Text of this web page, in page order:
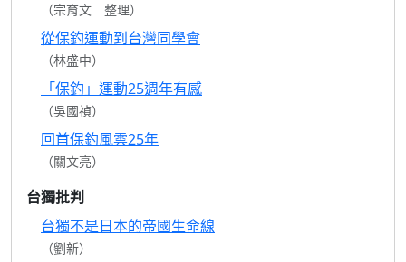
（宗育文 整理）
從保釣運動到台灣同學會
（林盛中）
「保釣」運動25週年有感
（吳國禎）
回首保釣風雲25年
（關文亮）
台獨批判
台獨不是日本的帝國生命線
（劉新）